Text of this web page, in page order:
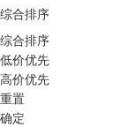
综合排序
综合排序
低价优先
高价优先
重置
确定